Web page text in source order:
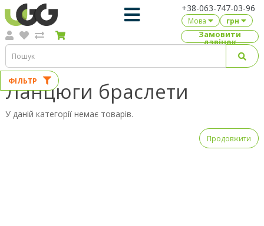
+38-063-747-03-96
Мова грн
Замовити
дзвінок
Ланцюги браслети
У даній категорії немає товарів.
Продовжити
ФІЛЬТР